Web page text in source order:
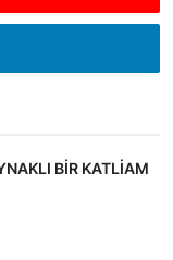
BİR KATLİAM